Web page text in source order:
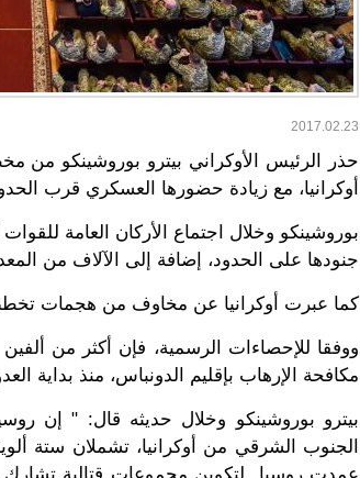
2017.02.23
حذر الرئيس الأوكراني بيترو بوروشينكو
أوكرانيا، مع زيادة حضورها العسكري قرب
بوروشينكو وخلال اجتماع الأركان العامة
جنودها على الحدود، إضافة إلى الآلاف من
كما عبرت أوكرانيا عن مخاوف من هجمات
مكافحة الإرهاب بإقليم الدونباس، منذ بداية
بيترو بوروشينكو وخلال حديثه قال: " إن
الجنوب الشرقي من أوكرانيا، تشملان ستة